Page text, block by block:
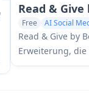
Read & Give
Free AI Social
Read & Give by
Erweiterung,